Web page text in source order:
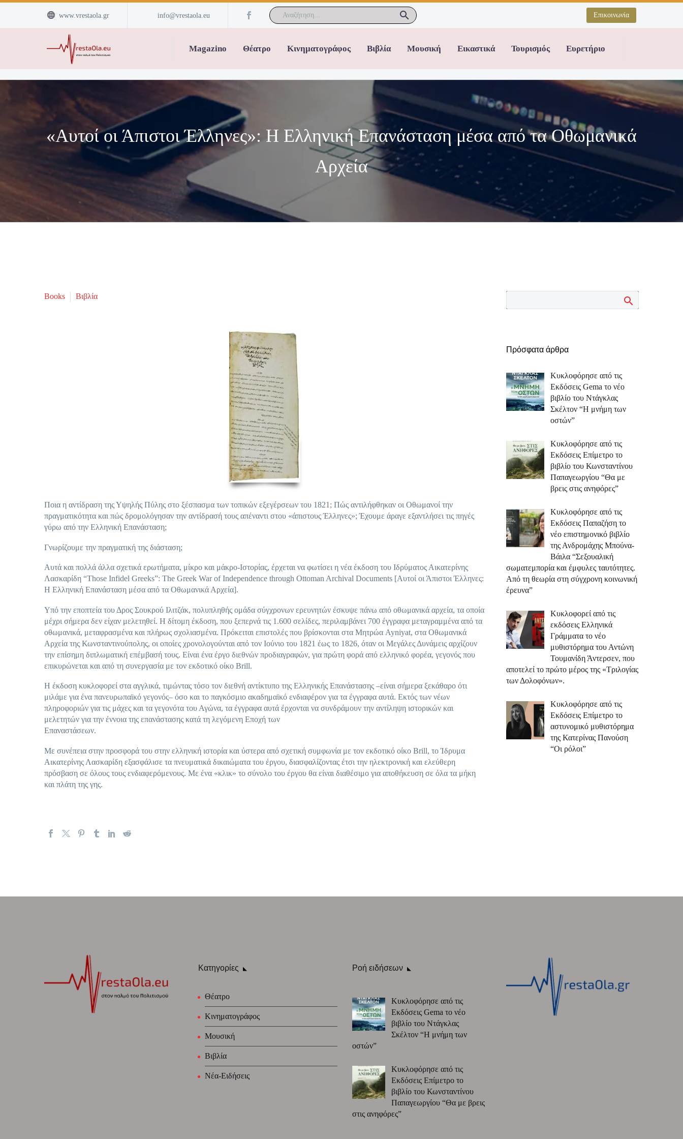

 www.vrestaola.gr info@vrestaola.eu Επικοινωνία
Magazino Θέατρο Κινηματογράφος Βιβλία Μουσική Εικαστικά Τουρισμός Ευρετήριο
«Αυτοί οι Άπιστοι Έλληνες»: Η Ελληνική Επανάσταση μέσα από τα Οθωμανικά
Αρχεία
Books Βιβλία
Ποια η αντίδραση της Υψηλής Πύλης στο ξέσπασμα των τοπικών εξεγέρσεων του 1821; Πώς αντιλήφθηκαν οι Οθωμανοί την
πραγματικότητα και πώς δρομολόγησαν την αντίδρασή τους απέναντι στου «άπιστους Έλληνες»; Έχουμε άραγε εξαντλήσει τις πηγές
γύρω από την Ελληνική Επανάσταση;
Γνωρίζουμε την πραγματική της διάσταση;
Αυτά και πολλά άλλα σχετικά ερωτήματα, μίκρο και μάκρο-Ιστορίας, έρχεται να φωτίσει η νέα έκδοση του Ιδρύματος Αικατερίνης
Λασκαρίδη “Those Infidel Greeks”: The Greek War of Independence through Ottoman Archival Documents [Αυτοί οι Άπιστοι Έλληνες:
Η Ελληνική Επανάσταση μέσα από τα Οθωμανικά Αρχεία].
Υπό την εποπτεία του Δρος Σουκρού Ιλιτζάκ, πολυπληθής ομάδα σύγχρονων ερευνητών έσκυψε πάνω από οθωμανικά αρχεία, τα οποία
μέχρι σήμερα δεν είχαν μελετηθεί. Η δίτομη έκδοση, που ξεπερνά τις 1.600 σελίδες, περιλαμβάνει 700 έγγραφα μεταγραμμένα από τα
οθωμανικά, μεταφρασμένα και πλήρως σχολιασμένα. Πρόκειται επιστολές που βρίσκονται στα Μητρώα Ayniyat, στα Οθωμανικά
Αρχεία της Κωνσταντινούπολης, οι οποίες χρονολογούνται από τον Ιούνιο του 1821 έως το 1826, όταν οι Μεγάλες Δυνάμεις αρχίζουν
την επίσημη διπλωματική επέμβασή τους. Είναι ένα έργο διεθνών προδιαγραφών, για πρώτη φορά από ελληνικό φορέα, γεγονός που
επικυρώνεται και από τη συνεργασία με τον εκδοτικό οίκο Brill.
Η έκδοση κυκλοφορεί στα αγγλικά, τιμώντας τόσο τον διεθνή αντίκτυπο της Ελληνικής Επανάστασης –είναι σήμερα ξεκάθαρο ότι
μιλάμε για ένα πανευρωπαϊκό γεγονός– όσο και το παγκόσμιο ακαδημαϊκό ενδιαφέρον για τα έγγραφα αυτά. Εκτός των νέων
πληροφοριών για τις μάχες και τα γεγονότα του Αγώνα, τα έγγραφα αυτά έρχονται να συνδράμουν την αντίληψη ιστορικών και
μελετητών για την έννοια της επανάστασης κατά τη λεγόμενη Εποχή των
Επαναστάσεων.
Με συνέπεια στην προσφορά του στην ελληνική ιστορία και ύστερα από σχετική συμφωνία με τον εκδοτικό οίκο Brill, το Ίδρυμα
Αικατερίνης Λασκαρίδη εξασφάλισε τα πνευματικά δικαιώματα του έργου, διασφαλίζοντας έτσι την ηλεκτρονική και ελεύθερη
πρόσβαση σε όλους τους ενδιαφερόμενους. Με ένα «κλικ» το σύνολο του έργου θα είναι διαθέσιμο για αποθήκευση σε όλα τα μήκη
και πλάτη της γης.
Πρόσφατα άρθρα
Κυκλοφόρησε από τις
Εκδόσεις Gema το νέο
βιβλίο του Ντάγκλας
Σκέλτον “Η μνήμη των
οστών”
Κυκλοφόρησε από τις
Εκδόσεις Επίμετρο το
βιβλίο του Κωνσταντίνου
Παπαγεωργίου “Θα με
βρεις στις ανηφόρες”
Κυκλοφόρησε από τις
Εκδόσεις Παπαζήση το
νέο επιστημονικό βιβλίο
της Ανδρομάχης Μπούνα-
Βάιλα “Σεξουαλική
σωματεμπορία και έμφυλες ταυτότητες.
Από τη θεωρία στη σύγχρονη κοινωνική
έρευνα”
Κυκλοφορεί από τις
εκδόσεις Ελληνικά
Γράμματα το νέο
μυθιστόρημα του Αντώνη
Τουμανίδη Άντερσεν, που
αποτελεί το πρώτο μέρος της «Τριλογίας
των Δολοφόνων».
Κυκλοφόρησε από τις
Εκδόσεις Επίμετρο το
αστυνομικό μυθιστόρημα
της Κατερίνας Πανούση
“Οι ρόλοι”
Κατηγορίες
Θέατρο
Κινηματογράφος
Μουσική
Βιβλία
Νέα-Ειδήσεις
Ροή ειδήσεων
Κυκλοφόρησε από τις
Εκδόσεις Gema το νέο
βιβλίο του Ντάγκλας
Σκέλτον “Η μνήμη των
οστών”
Κυκλοφόρησε από τις
Εκδόσεις Επίμετρο το
βιβλίο του Κωνσταντίνου
Παπαγεωργίου “Θα με βρεις
στις ανηφόρες”